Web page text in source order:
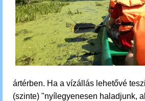
ártérben. Ha a vízállás lehetővé
(szinte) "nyílegyenesen haladjunk,